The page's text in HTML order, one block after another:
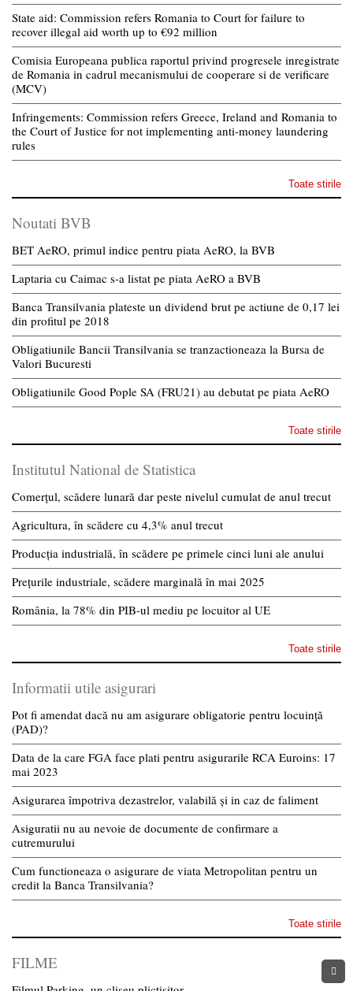
State aid: Commission refers Romania to Court for failure to
recover illegal aid worth up to €92 million
Comisia Europeana publica raportul privind progresele inregistrate
de Romania in cadrul mecanismului de cooperare si de verificare
(MCV)
Infringements: Commission refers Greece, Ireland and Romania to
the Court of Justice for not implementing anti-money laundering
rules
Toate stirile
Noutati BVB
BET AeRO, primul indice pentru piata AeRO, la BVB
Laptaria cu Caimac s-a listat pe piata AeRO a BVB
Banca Transilvania plateste un dividend brut pe actiune de 0,17 lei
din profitul pe 2018
Obligatiunile Bancii Transilvania se tranzactioneaza la Bursa de
Valori Bucuresti
Obligatiunile Good Pople SA (FRU21) au debutat pe piata AeRO
Toate stirile
Institutul National de Statistica
Comerțul, scădere lunară dar peste nivelul cumulat de anul trecut
Agricultura, în scădere cu 4,3% anul trecut
Producția industrială, în scădere pe primele cinci luni ale anului
Prețurile industriale, scădere marginală în mai 2025
România, la 78% din PIB-ul mediu pe locuitor al UE
Toate stirile
Informatii utile asigurari
Pot fi amendat dacă nu am asigurare obligatorie pentru locuință
(PAD)?
Data de la care FGA face plati pentru asigurarile RCA Euroins: 17
mai 2023
Asigurarea împotriva dezastrelor, valabilă și in caz de faliment
Asiguratii nu au nevoie de documente de confirmare a
cutremurului
Cum functioneaza o asigurare de viata Metropolitan pentru un
credit la Banca Transilvania?
Toate stirile
FILME